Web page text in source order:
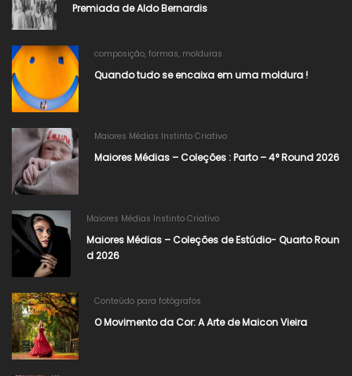
Premiada de Aldo Bernardis
composição, formas, molduras
Quando tudo se encaixa em uma moldura !
Maiores Médias Instinto Criativo
Maiores Médias – Coleções : Parto – 4° Round 2026
Maiores Médias Instinto Criativo
Maiores Médias – Coleções de Estúdio- Quarto Roun
d 2026
Conteúdo para fotógrafos
O Movimento da Cor: A Arte de Maicon Vieira